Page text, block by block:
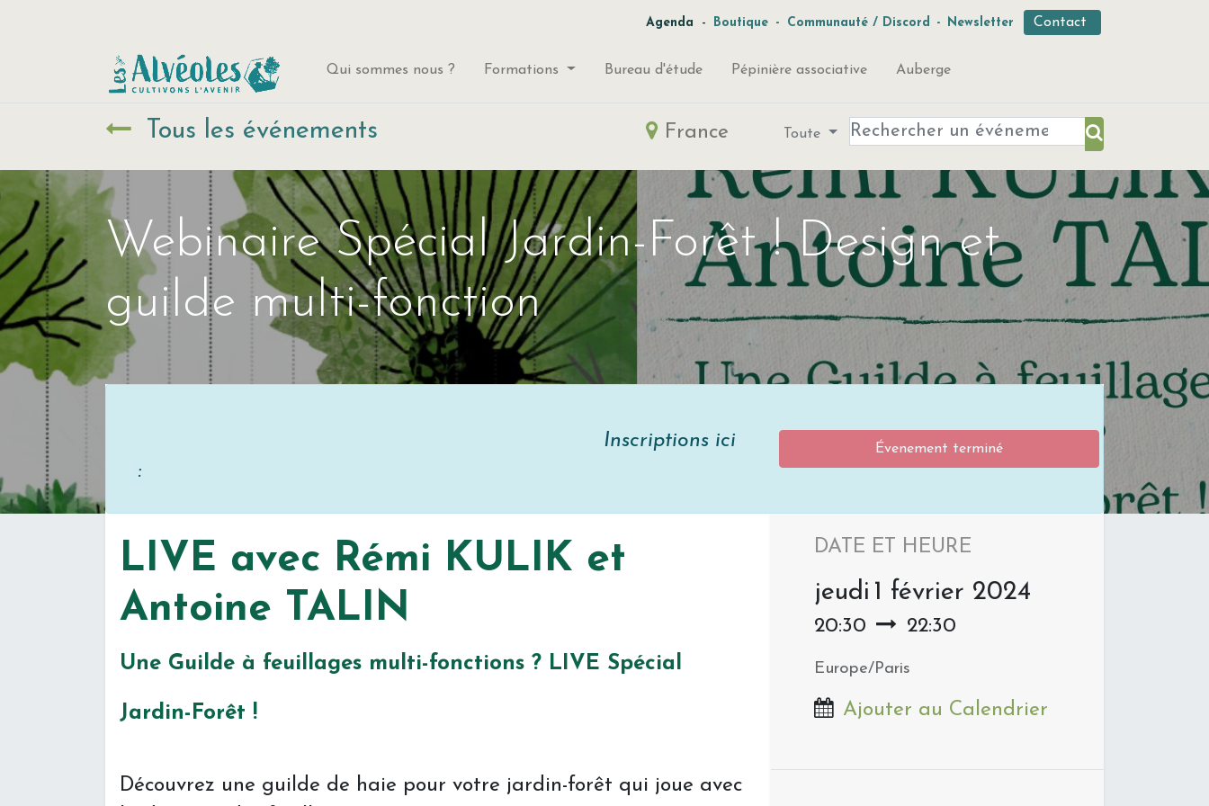
Agenda - Boutique - Communauté / Discord - Newsletter Contact
Qui sommes nous ? Formations Bureau d'étude Pépinière associative Auberge
Tous les événements France Toute
Webinaire Spécial Jardin-Forêt ! Design et
guilde multi-fonction
Inscriptions ici
:
Évenement terminé
LIVE avec Rémi KULIK et
Antoine TALIN
Une Guilde à feuillages multi-fonctions ? LIVE Spécial
Jardin-Forêt !
Découvrez une guilde de haie pour votre jardin-forêt qui joue avec
DATE ET HEURE
jeudi 1 février 2024
20:30 22:30
Europe/Paris
Ajouter au Calendrier